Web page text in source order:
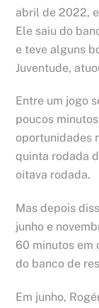
abril de 2022,
Ele saiu do
e teve alguns
Juventude,
Entre um jogo
poucos
oportunidades
quinta rodada
oitava rodada.
Mas depois
junho e
60 minutos em
do banco de
Em junho,